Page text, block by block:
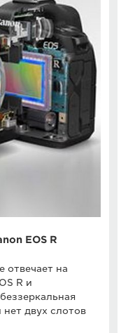
EOS R
отвечает на
R и
двух слотов